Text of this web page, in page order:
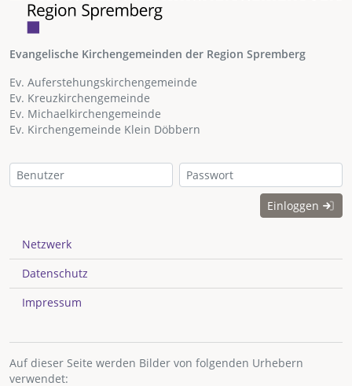
Evangelische Kirchengemeinden der Region Spremberg
Ev. Auferstehungskirchengemeinde
Ev. Kreuzkirchengemeinde
Ev. Michaelkirchengemeinde
Ev. Kirchengemeinde Klein Döbbern
Einloggen
Netzwerk
Datenschutz
Impressum
Auf dieser Seite werden Bilder von folgenden Urhebern
verwendet: